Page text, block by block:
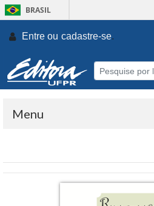
BRASIL
Entre ou cadastre-se.
Menu